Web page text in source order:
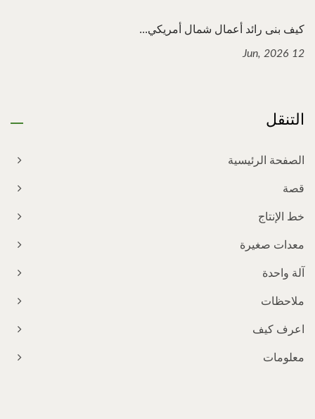
كيف بنى رائد أعمال شمال أمريكي...
12 Jun, 2026
التنقل
الصفحة الرئيسية
قصة
خط الإنتاج
معدات صغيرة
آلة واحدة
ملاحظات
اعرف كيف
معلومات